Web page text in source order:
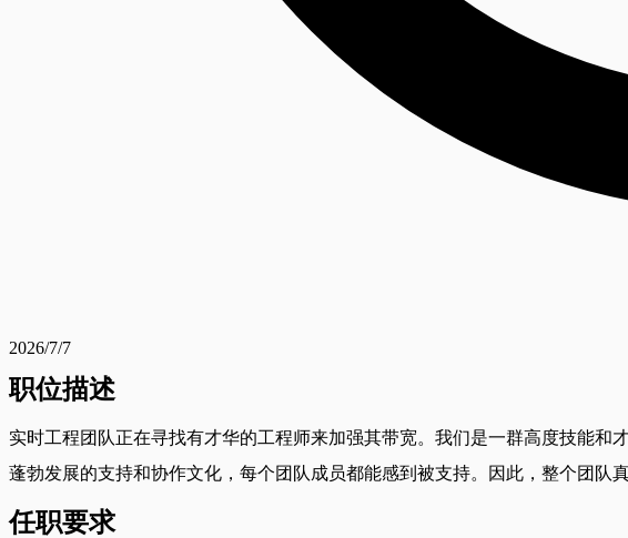
2026/7/7
职位描述
实时工程团队正在寻找有才华的工程师来加强其带宽。我们是一群高度技能
蓬勃发展的支持和协作文化，每个团队成员都能感到被支持。因此，整个团队
任职要求